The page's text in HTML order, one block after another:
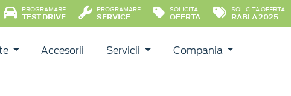
PROGRAMARE
TEST DRIVE
PROGRAMARE
SERVICE
SOLICITA
OFERTA
SOLICITA OFERTA
RABLA 2025
Accesorii Servicii Compania